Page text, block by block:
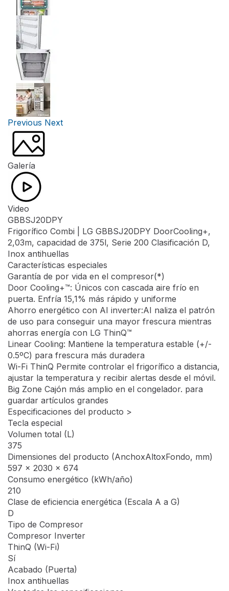
Previous Next
Galería
Video
GBBSJ20DPY
Frigorífico Combi | LG GBBSJ20DPY DoorCooling+,
2,03m, capacidad de 375l, Serie 200 Clasificación D,
Inox antihuellas
Características especiales
Garantía de por vida en el compresor(*)
Door Cooling+™: Únicos con cascada aire frío en
puerta. Enfría 15,1% más rápido y uniforme
Ahorro energético con AI inverter:AI naliza el patrón
de uso para conseguir una mayor frescura mientras
ahorras energía con LG ThinQ™
Linear Cooling: Mantiene la temperatura estable (+/-
0.5ºC) para frescura más duradera
Wi-Fi ThinQ Permite controlar el frigorífico a distancia,
ajustar la temperatura y recibir alertas desde el móvil.
Big Zone Cajón más amplio en el congelador. para
guardar artículos grandes
Especificaciones del producto >
Tecla especial
Volumen total (L)
375
Dimensiones del producto (AnchoxAltoxFondo, mm)
597 x 2030 x 674
Consumo energético (kWh/año)
210
Clase de eficiencia energética (Escala A a G)
D
Tipo de Compresor
Compresor Inverter
ThinQ (Wi-Fi)
Sí
Acabado (Puerta)
Inox antihuellas